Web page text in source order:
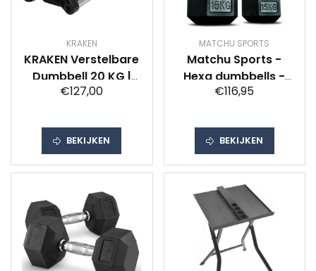
KRAKEN
KRAKEN Verstelbare
Dumbbell 20 KG |
Halterset
Gewicht | Adjustable
Fitness Dumbbell |
Krachttraining
Trainingshalter
20KG | Tactical
Dumbbell |
Maximum Efficiency
| ideaal voor Thuis-
en Gym Training
€127,00
BEKIJKEN
MATCHU SPORTS
Matchu Sports -
Hexa dumbbells -
15KG - Set van 2 -
Zwart
€116,95
BEKIJKEN